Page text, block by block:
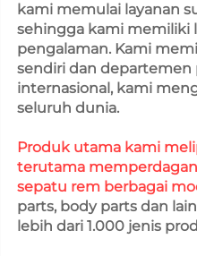
kami memulai layanan
sehingga kami memiliki
pengalaman. Kami
sendiri dan departemen
internasional, kami
seluruh dunia.
Produk utama kami
terutama
sepatu rem berbagai
parts, body parts dan
lebih dari 1.000 jenis